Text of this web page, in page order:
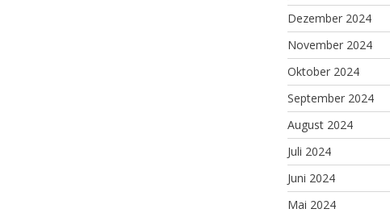
Dezember 2024
November 2024
Oktober 2024
September 2024
August 2024
Juli 2024
Juni 2024
Mai 2024